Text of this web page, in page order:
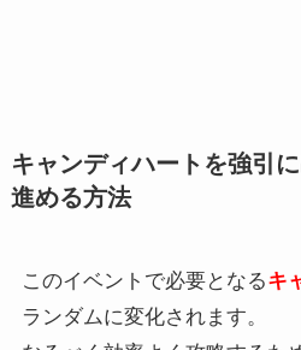
キャンディハートを強引
進める方法
このイベントで必要となるキ
ランダムに変化されます。